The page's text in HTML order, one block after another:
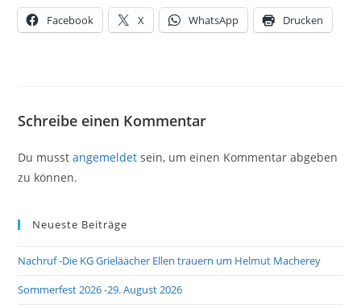
Facebook X WhatsApp Drucken
Schreibe einen Kommentar
Du musstangemeldet sein, um einen Kommentar abgeben
zu können.
Neueste Beiträge
Nachruf -Die KG Grieläächer Ellen trauern um Helmut Macherey
Sommerfest 2026 -29. August 2026